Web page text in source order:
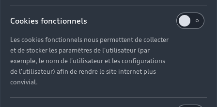
Découvrez toutes les catégories d’Audi d’occasion
Cookies fonctionnels
Les cookies fonctionnels nous permettent de collecter
et de stocker les paramètres de l'utilisateur (par
exemple, le nom de l'utilisateur et les configurations
de l'utilisateur) afin de rendre le site internet plus
convivial.